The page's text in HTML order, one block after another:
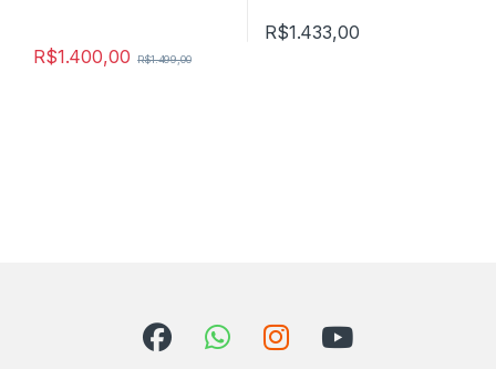
R$1.400,00 R$1.499,00
R$1.433,00